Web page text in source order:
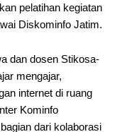
pelatihan kegiatan
Diskominfo Jatim.
dan dosen Stikosa-
mengajar,
internet di ruang
Kominfo
dari kolaborasi